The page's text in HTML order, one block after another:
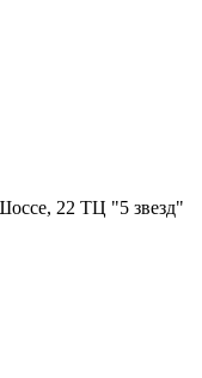
22 ТЦ "5 звезд"